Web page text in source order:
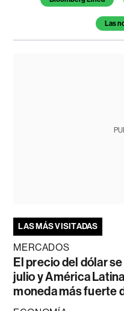
Las
LAS MÁS VISITADAS
MERCADOS
El precio del dólar
julio y América
moneda más fuerte